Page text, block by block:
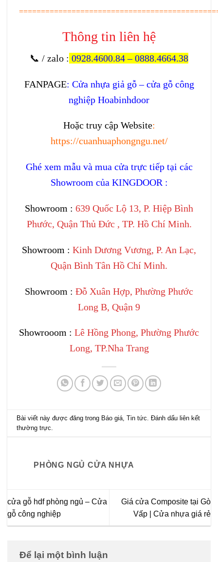
Thông tin liên hệ
📞 / zalo : 0928.4600.84–0888.4664.38
FANPAGE: Cửa nhựa giả gỗ – cửa gỗ công
nghiệp Hoabinhdoor
Hoặc truy cập Website:
https://cuanhuaphongngu.net/
Ghé xem mẫu và mua cửa trực tiếp tại các
Showroom của KINGDOOR :
Showroom : 639 Quốc Lộ 13, P. Hiệp Bình
Phước, Quận Thủ Đức , TP. Hồ Chí Minh.
Showroom : Kinh Dương Vương, P. An Lạc,
Quận Bình Tân Hồ Chí Minh.
Showroom : Đỗ Xuân Hợp, Phường Phước
Long B, Quận 9
Showrooom : Lê Hồng Phong, Phường Phước
Long, TP.Nha Trang
Bài viết này được đăng trong Báo giá ,Tin tức . Đánh dấu liên kết
thường trực
PHÒNG NGỦ CỬA NHỰA
cửa gỗ hdf phòng ngủ – Cửa
gỗ công nghiệp
Giá cửa Composite tại Gò
Vấp | Cửa nhựa giá rẻ
Để lại một bình luận